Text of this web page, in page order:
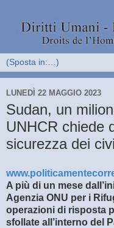
LUNEDÌ 22 MAGGIO 2023
Sudan, un
UNHCR chiede
sicurezza dei
A più di un mese
Agenzia ONU per i
operazioni di risposta
sfollate all’interno del